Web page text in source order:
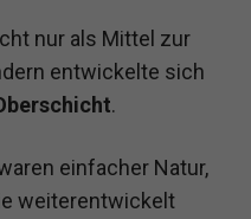
nur als Mittel zur
entwickelte sich
.
einfacher Natur,
weiterentwickelt